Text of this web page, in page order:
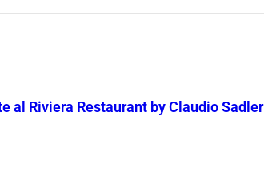
al Riviera Restaurant by Claudio Sadler